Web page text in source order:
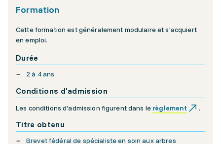
Formation
Cette formation est généralement modulaire et s'acquiert
en emploi.
Durée
2 à 4 ans
Conditions d'admission
Les conditions d'admission figurent dans le règlement .
Titre obtenu
Brevet fédéral de spécialiste en soin aux arbres